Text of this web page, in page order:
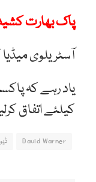
پاک بھارت کشیدگی
آسٹریلوی
کیلئے اتفاق
David Warner